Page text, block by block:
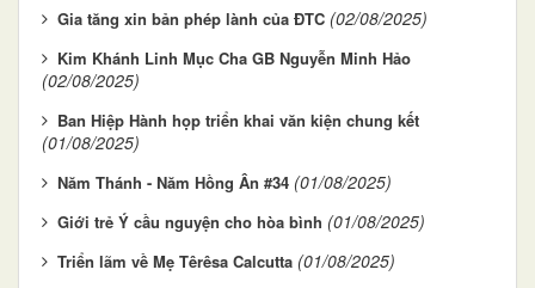
Gia tăng xin bản phép lành của ĐTC (02/08/2025)
Kim Khánh Linh Mục Cha GB Nguyễn Minh Hảo
(02/08/2025)
Ban Hiệp Hành họp triển khai văn kiện chung kết
(01/08/2025)
Năm Thánh - Năm Hồng Ân #34 (01/08/2025)
Giới trẻ Ý cầu nguyện cho hòa bình (01/08/2025)
Triển lãm về Mẹ Têrêsa Calcutta (01/08/2025)